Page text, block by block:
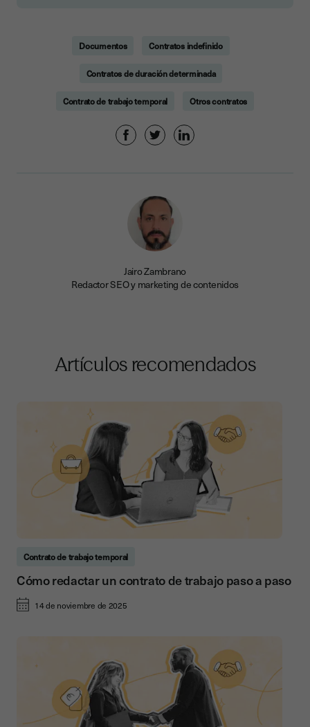
Documentos Contratos indefinido
Contratos de duración determinada
Contrato de trabajo temporal Otros contratos
Jairo Zambrano
Redactor SEO y marketing de contenidos
Artículos recomendados
Contrato de trabajo temporal
Cómo redactar un contrato de trabajo paso a paso
14 de noviembre de 2025